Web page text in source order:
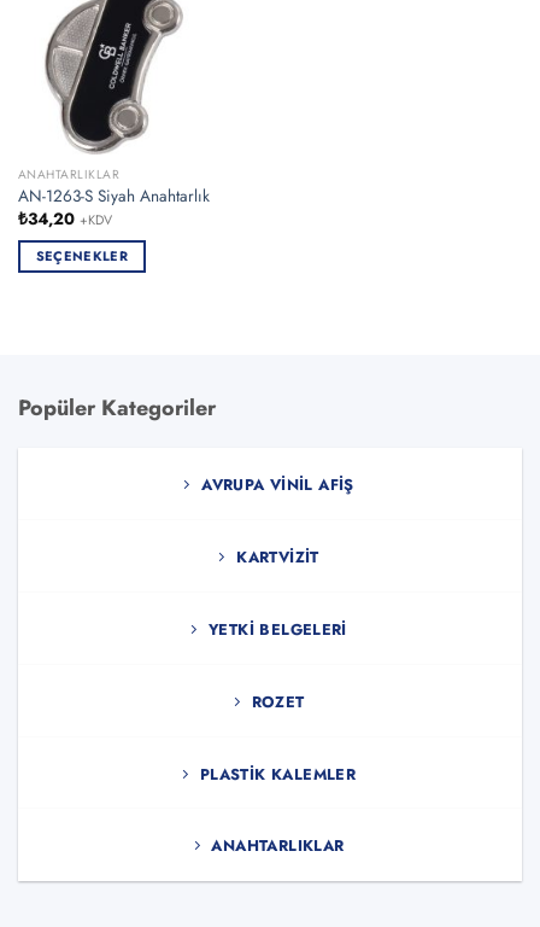
ANAHTARLIKLAR
AN-1263-S Siyah Anahtarlık
₺34,20 +KDV
SEÇENEKLER
var.
Popüler Kategoriler
AVRUPA VINIL AFIŞ
KARTVIZIT
YETKI BELGELERI
ROZET
PLASTIK KALEMLER
ANAHTARLIKLAR